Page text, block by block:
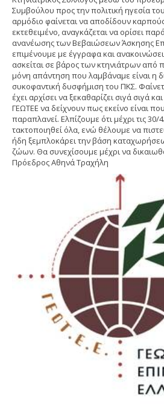
Συμβούλου προς την πολιτική ηγεσία
αρμόδιο φαίνεται να αποδίδουν
εκτεθειμένο, αναγκάζεται να ορίσει
ανανέωσης των Βεβαιώσεων Άσκησης
επιμένουμε με έγγραφα και
ασκείται σε βάρος των κτηνιάτρων από
μόνη απάντηση που λαμβάναμε είναι η
συκοφαντική δυσφήμιση του ΠΚΣ.
έχει αρχίσει να ξεκαθαρίζει σιγά σιγά
ΓΕΩΤΕΕ να δείχνουν πως εκείνο είναι
παραπλανεί. Ελπίζουμε ότι μέχρι τις
τακτοποιηθεί όλα, ενώ θέλουμε να
ήδη ξεμπλοκάρει την βάση
ζώων. Θα συνεχίσουμε μέχρι να
Πρόεδρος Αθηνά Τραχήλη